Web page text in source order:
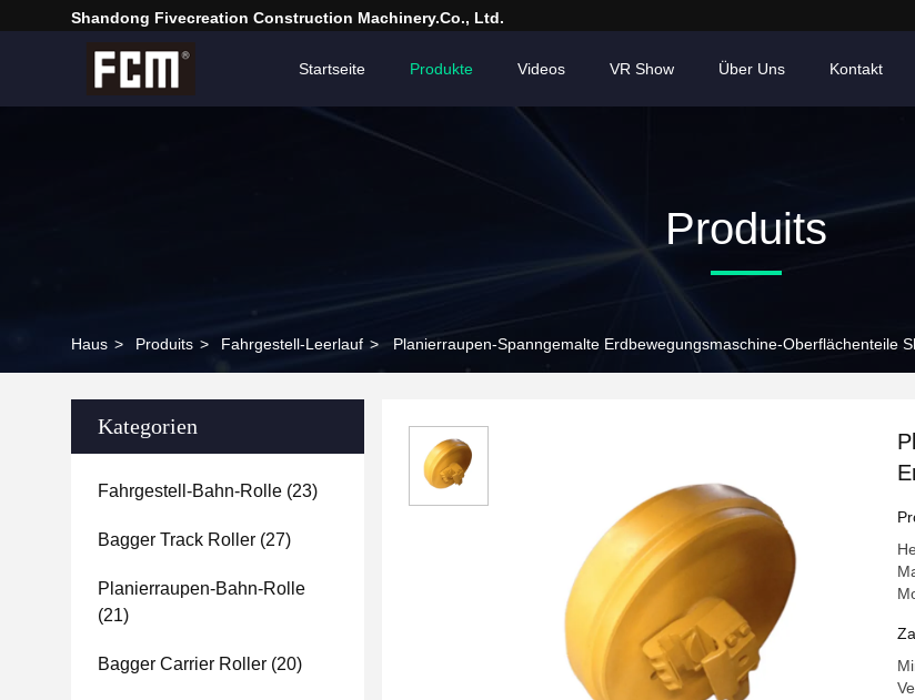
Shandong Fivecreation Construction Machinery.Co., Ltd.
Startseite Produkte Videos VR Show Über Uns Kontakt
Produits
Haus > Produits > Fahrgestell-Leerlauf > Planierraupen-Spanngemalte Erdbewegungsmaschine-Oberflächenteile
Kategorien
Fahrgestell-Bahn-Rolle (23)
Bagger Track Roller (27)
Planierraupen-Bahn-Rolle
(21)
Bagger Carrier Roller (20)